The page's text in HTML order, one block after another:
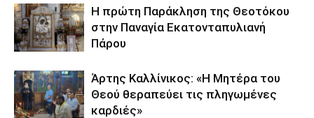
Η πρώτη Παράκληση της Θεοτόκου
στην Παναγία Εκατονταπυλιανή
Πάρου
Άρτης Καλλίνικος: «Η Μητέρα του
Θεού θεραπεύει τις πληγωμένες
καρδιές»